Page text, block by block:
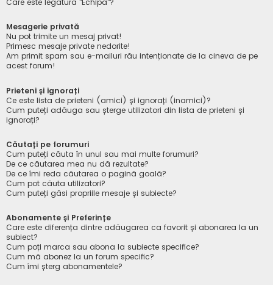
Care este legătura "Echipa"?
Mesagerie privată
Nu pot trimite un mesaj privat!
Primesc mesaje private nedorite!
Am primit spam sau e-mailuri rău intenționate de la cineva de pe
acest forum!
Prieteni și ignorați
Ce este lista de prieteni (amici) și ignorați (inamici)?
Cum puteți adăuga sau șterge utilizatori din lista de prieteni și
ignorați?
Căutați pe forumuri
Cum puteți căuta în unul sau mai multe forumuri?
De ce căutarea mea nu dă rezultate?
De ce îmi reda căutarea o pagină goală?
Cum pot căuta utilizatori?
Cum puteți găsi propriile mesaje și subiecte?
Abonamente și Preferințe
Care este diferența dintre adăugarea ca favorit și abonarea la un
subiect?
Cum poți marca sau abona la subiecte specifice?
Cum mă abonez la un forum specific?
Cum îmi șterg abonamentele?